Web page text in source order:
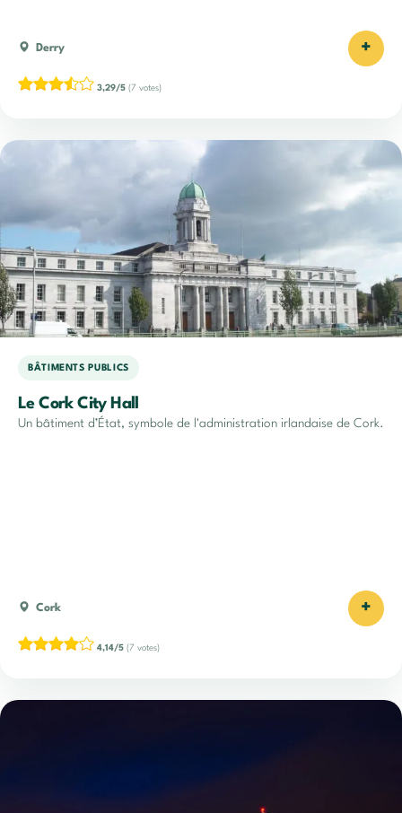
Derry +
3,29/5 (7 votes)
BÂTIMENTS PUBLICS
Le Cork City Hall
Un bâtiment d’État, symbole de l'administration irlandaise de Cork.
Cork +
4,14/5 (7 votes)